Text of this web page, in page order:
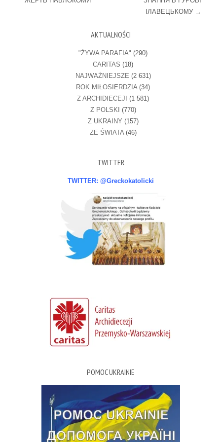
ІЛАВЕЦЬКОМУ →
AKTUALNOŚCI
"ŻYWA PARAFIA" (290)
CARITAS (18)
NAJWAŻNIEJSZE (2 631)
ROK MIŁOSIERDZIA(34)
Z ARCHIDIECEJI (1 581)
Z POLSKI (770)
Z UKRAINY (157)
ZE ŚWIATA(46)
TWITTER
TWITTER: @Greckokatolicki
POMOC UKRAINIE